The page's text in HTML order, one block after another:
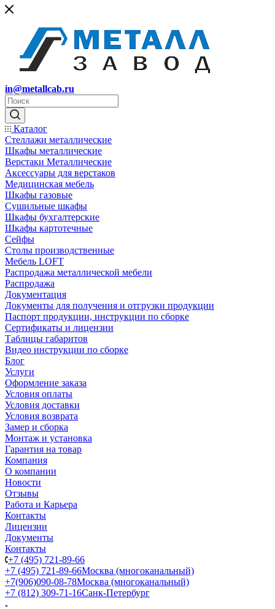
in@metallcab.ru
Каталог
Стеллажи металлические
Шкафы металлические
Верстаки Металлические
Аксессуары для верстаков
Медицинская мебель
Шкафы газовые
Сушильные шкафы
Шкафы бухгалтерские
Шкафы картотечные
Сейфы
Столы производственные
Мебель LOFT
Распродажа металлической мебели
Распродажа
Документация
Документы для получения и отгрузки продукции
Паспорт продукции, инструкции по сборке
Сертификаты и лицензии
Таблицы габаритов
Видео инструкции по сборке
Блог
Услуги
Оформление заказа
Условия оплаты
Условия доставки
Условия возврата
Замер и сборка
Монтаж и установка
Гарантия на товар
Компания
О компании
Новости
Отзывы
Работа и Карьера
Контакты
Лицензии
Документы
Контакты
+7 (495) 721-89-66
+7 (495) 721-89-66Москва (многоканальный)
+7(906)090-08-78Москва (многоканальный)
+7 (812) 309-71-16Санк-Петербург